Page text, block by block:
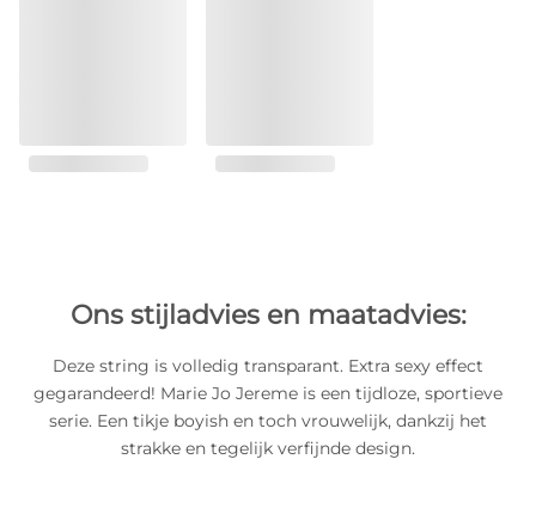
Ons stijladvies en maatadvies:
Deze string is volledig transparant. Extra sexy effect
gegarandeerd! Marie Jo Jereme is een tijdloze, sportieve
serie. Een tikje boyish en toch vrouwelijk, dankzij het
strakke en tegelijk verfijnde design.